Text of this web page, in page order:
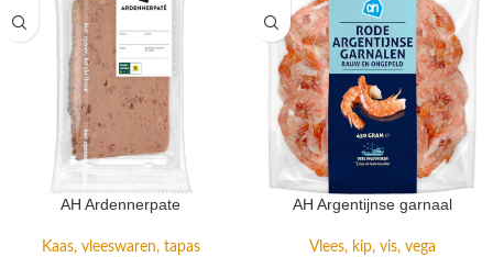
AH Ardennerpate
Kaas, vleeswaren, tapas
AH Argentijnse garnaal
Vlees, kip, vis, vega